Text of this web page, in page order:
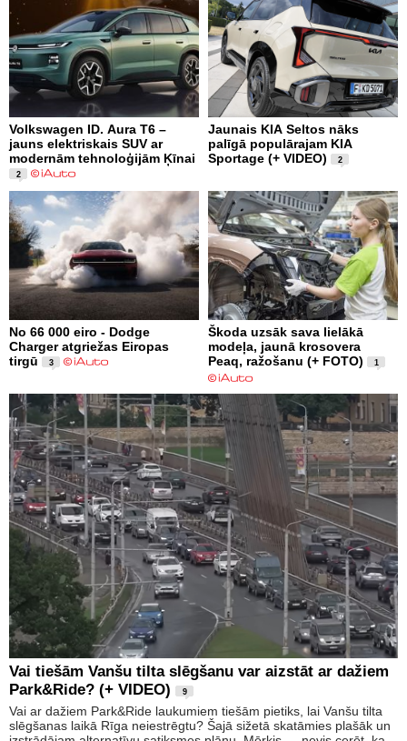
Volkswagen ID. Aura T6 –
jauns elektriskais SUV ar
modernām tehnoloģijām Ķīnai
2
Jaunais KIA Seltos nāks
palīgā populārajam KIA
Sportage (+ VIDEO)
2
No 66 000 eiro - Dodge
Charger atgriežas Eiropas
tirgū
3
Škoda uzsāk sava lielākā
modeļa, jaunā krosovera
Peaq, ražošanu (+ FOTO)
1
Vai tiešām Vanšu tilta slēgšanu var aizstāt ar dažiem
Park&Ride? (+ VIDEO)
9
Vai ar dažiem Park&Ride laukumiem tiešām pietiks, lai Vanšu tilta
slēgšanas laikā Rīga neiestrēgtu? Šajā sižetā skatāmies plašāk un